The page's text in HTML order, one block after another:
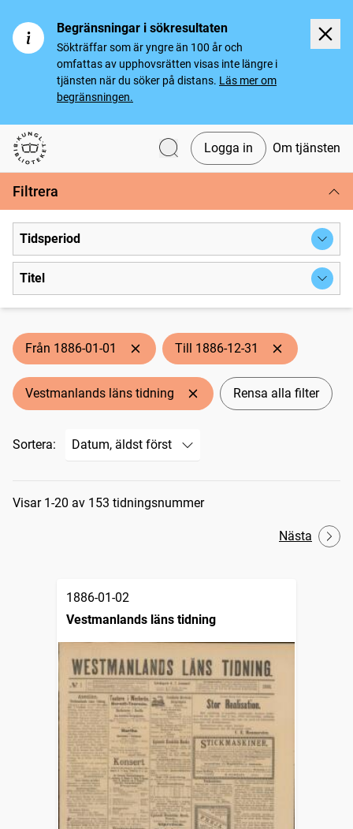
Begränsningar i sökresultaten
Sökträffar som är yngre än 100 år och
omfattas av upphovsrätten visas inte längre i
tjänsten när du söker på distans. Läs mer om
begränsningen.
Svenska tidningar
Logga in Om tjänsten
Filtrera
Tidsperiod
Titel
Från 1886-01-01 Till 1886-12-31
Vestmanlands läns tidning Rensa alla filter
Sortera:
Sökresultat
Visar 1-20 av 153 tidningsnummer
Nästa
1886-01-02
Vestmanlands läns tidning